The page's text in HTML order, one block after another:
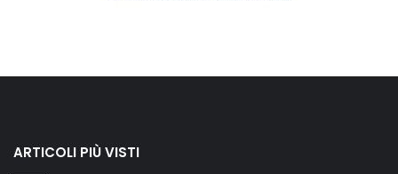
ARTICOLI PIÙ VISTI